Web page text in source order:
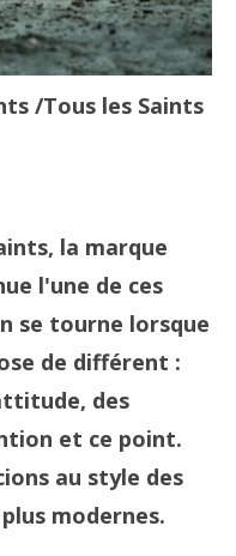
/Tous les Saints
la marque
l'une de ces
se tourne lorsque
de différent :
des
et ce point.
au style des
modernes.